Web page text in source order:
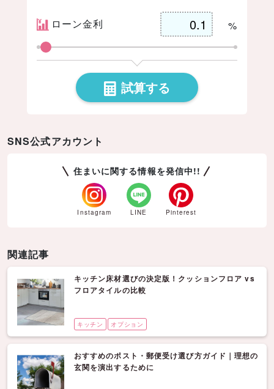
ローン金利 %
試算する
SNS公式アカウント
住まいに関する情報を発信中!!
Instagram LINE Pinterest
関連記事
キッチン床材選びの決定版！クッションフロア vs
フロアタイルの比較
キッチン オプション
おすすめのポスト・郵便受け選び方ガイド｜理想の
玄関を演出するために